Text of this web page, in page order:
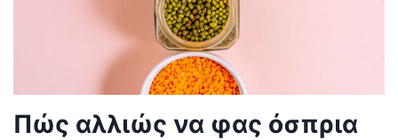
Πώς αλλιώς να φας όσπρια